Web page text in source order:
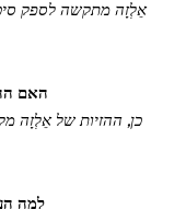
אֵלְזָה מתקשה לספק
האם
כן, ההזיות של אֵלְזָה
למה